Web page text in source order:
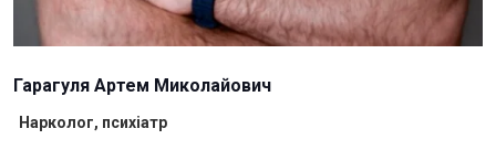
Гарагуля Артем Миколайович
Нарколог, психіатр